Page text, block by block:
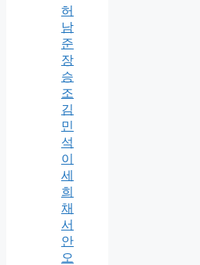
허
남
준
장
승
조
김
민
석
이
세
희
채
서
안
오